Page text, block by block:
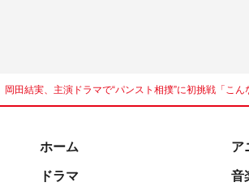
岡田結実、主演ドラマで“パンスト相撲”に初挑戦「こん
ホーム
ドラマ
ア
音